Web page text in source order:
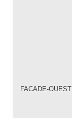
FACADE-OUEST